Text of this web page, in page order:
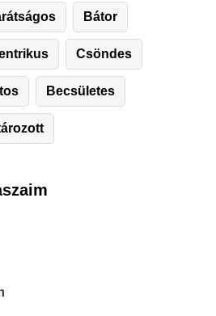
Bátor
Csöndes
Becsületes